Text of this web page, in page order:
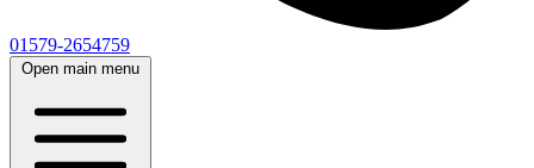
01579-2654759
Open main menu